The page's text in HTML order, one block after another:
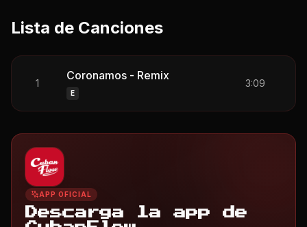
Lista de Canciones
1
Coronamos - Remix
E
3:09
APP OFICIAL
Descarga la app de